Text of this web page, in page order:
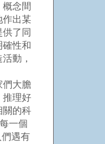
念間
作出某
了同
確性和
動，
大膽
推理好
關的科
一個
遇有